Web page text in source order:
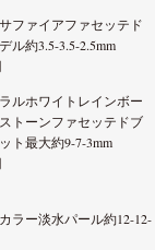
ファイアファセッテド
ル約3.5-3.5-2.5mm
ルホワイトレインボー
トーンファセッテドブ
ト最大約9-7-3mm
ラー淡水パール約12-12-